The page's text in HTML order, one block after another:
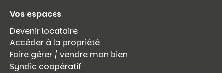
Vos espaces
Devenir locataire
Accéder à la propriété
Faire gérer / vendre mon bien
Syndic coopératif